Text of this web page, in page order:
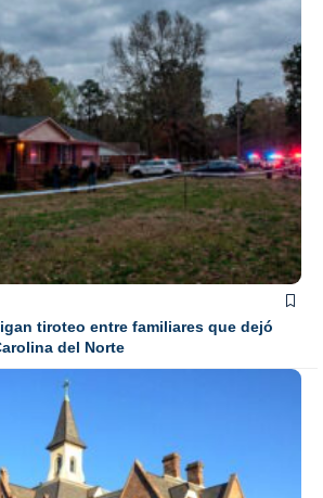
tiroteo entre familiares que dejó
del Norte